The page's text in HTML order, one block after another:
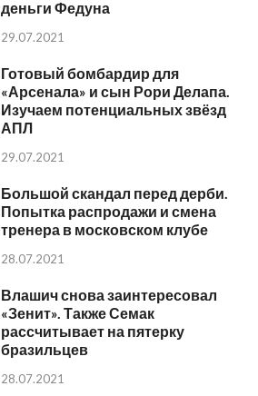
деньги Федуна
29.07.2021
Готовый бомбардир для
«Арсенала» и сын Рори Делапа.
Изучаем потенциальных звёзд
АПЛ
29.07.2021
Большой скандал перед дерби.
Попытка распродажи и смена
тренера в московском клубе
28.07.2021
Влашич снова заинтересовал
«Зенит». Также Семак
рассчитывает на пятерку
бразильцев
28.07.2021